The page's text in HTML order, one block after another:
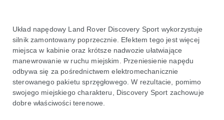
Układ napędowy Land Rover Discovery Sport wykorzystuje
silnik zamontowany poprzecznie. Efektem tego jest więcej
miejsca w kabinie oraz krótsze nadwozie ułatwiające
manewrowanie w ruchu miejskim. Przeniesienie napędu
odbywa się za pośrednictwem elektromechanicznie
sterowanego pakietu sprzęgłowego. W rezultacie, pomimo
swojego miejskiego charakteru, Discovery Sport zachowuje
dobre właściwości terenowe.